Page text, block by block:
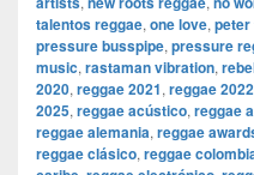
talentos reggae, one love,
pressure busspipe, pressure
music, rastaman vibration,
2020, reggae 2021, reggae 2022
2025, reggae acústico, reggae
reggae alemania, reggae
reggae clásico, reggae